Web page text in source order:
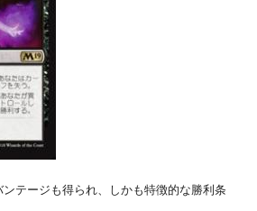
テージも得られ、しかも特徴的な勝利条